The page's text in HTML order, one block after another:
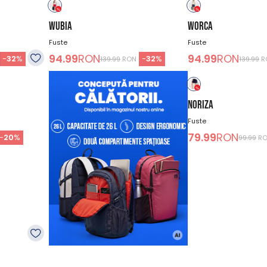
-32%
WUBIA
Fuste
94.99RON139.99RON -32%
WORCA
Fuste
94.99RON139.99
-20%
NORIZA
Fuste
79.99RON99.99